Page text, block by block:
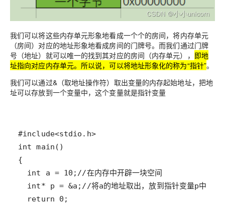
我们可以将这些内存单元形象地看成一个个的房间，将内存单元
（房间）对应的地址形象地看成房间的门牌号。而我们通过门牌
号（地址）就可以唯一的找到其对应的房间（内存单元）， 即地
址指向对应内存单元。所以说，可以将地址形象化的称为“指针”。
我们可以通过&（取地址操作符）取出变量的内存起始地址，把地
址可以存放到一个变量中，这个变量就是指针变量
#include<stdio.h>